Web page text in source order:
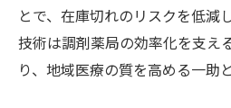
調剤薬局の柔軟な対
医薬品供給チェーン
AIを活用したビジネ
とで、在庫切れのリスクを低減
技術は調剤薬局の効率化を支え
り、地域医療の質を高める一助